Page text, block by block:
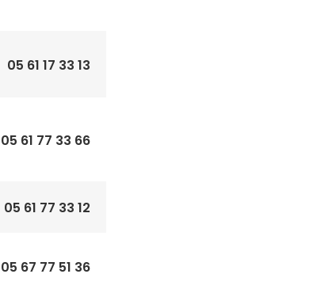
05 61 17 33 13
05 61 77 33 66
05 61 77 33 12
05 67 77 51 36